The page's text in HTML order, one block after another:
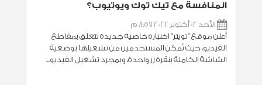
المنافسة مع تيك توك ويوتيوب؟
الأحد 02 أكتوبر 2022 8:57 م
أعلن موقع "تويتر" اختباره خاصية جديدة تتعلق بمقاطع
الفيديو، حيث تُمكن المستخدمين من تشغيلها بوضعية
الشاشة الكاملة بنقرة زر واحدة، وبمجرد تشغيل الفيديو...